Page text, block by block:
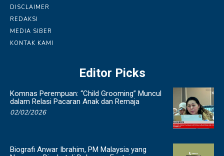
DISCLAIMER
REDAKSI
MEDIA SIBER
KONTAK KAMI
Editor Picks
Komnas Perempuan: “Child Grooming” Muncul
dalam Relasi Pacaran Anak dan Remaja
02/02/2026
Biografi Anwar Ibrahim, PM Malaysia yang